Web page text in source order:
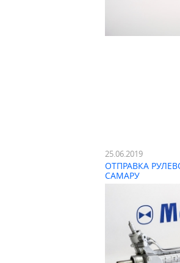
25.06.2019
ОТПРАВКА
САМАРУ